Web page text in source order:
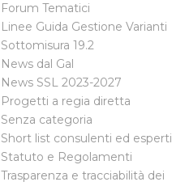
Forum Tematici
Linee Guida Gestione Varianti
Sottomisura 19.2
News dal Gal
News SSL 2023-2027
Progetti a regia diretta
Senza categoria
Short list consulenti ed esperti
Statuto e Regolamenti
Trasparenza e tracciabilità dei